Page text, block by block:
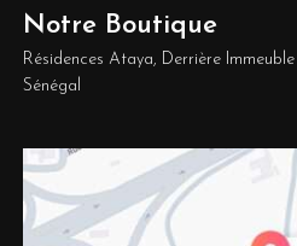
Notre Boutique
Résidences Ataya, Derrière
Sénégal